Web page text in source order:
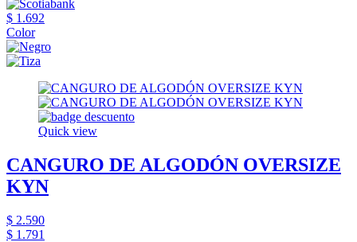
$ 1.692
Color
Quick view
CANGURO DE ALGODÓN OVERSIZE
KYN
$ 2.590
$ 1.791